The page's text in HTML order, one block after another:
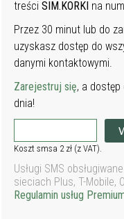
treściSIM.KORKI na
Przez 30 minut lub do
uzyskasz dostęp do
danymi kontaktowymi.
Zarejestruj się, a
dnia!
Koszt smsa 2 zł (z VAT).
Usługi SMS
sieciach Plus, T-Mobile,
Regulamin usług